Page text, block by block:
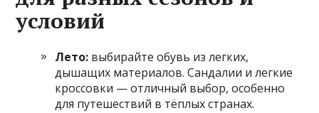
условий
Лето: выбирайте обувь из легких,
дышащих материалов. Сандалии и легкие
кроссовки — отличный выбор, особенно
для путешествий в тёплых странах.